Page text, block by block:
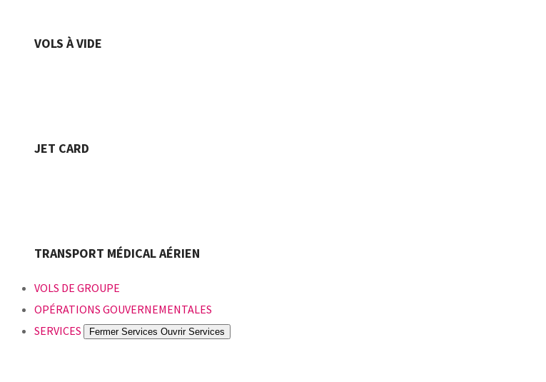
VOLS À VIDE
JET CARD
TRANSPORT MÉDICAL AÉRIEN
VOLS DE GROUPE
OPÉRATIONS GOUVERNEMENTALES
SERVICES
Fermer Services Ouvrir Services